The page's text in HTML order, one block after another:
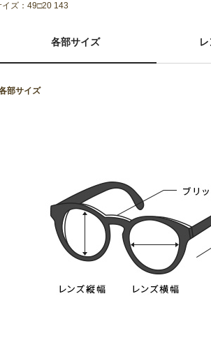
イズ：49□20 143
各部サイズ
部サイズ
レンズタイプ
遠方視用の眼